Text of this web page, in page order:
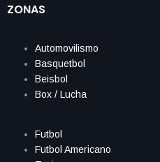
ZONAS
Automovilismo
Basquetbol
Beisbol
Box / Lucha
Futbol
Futbol Americano